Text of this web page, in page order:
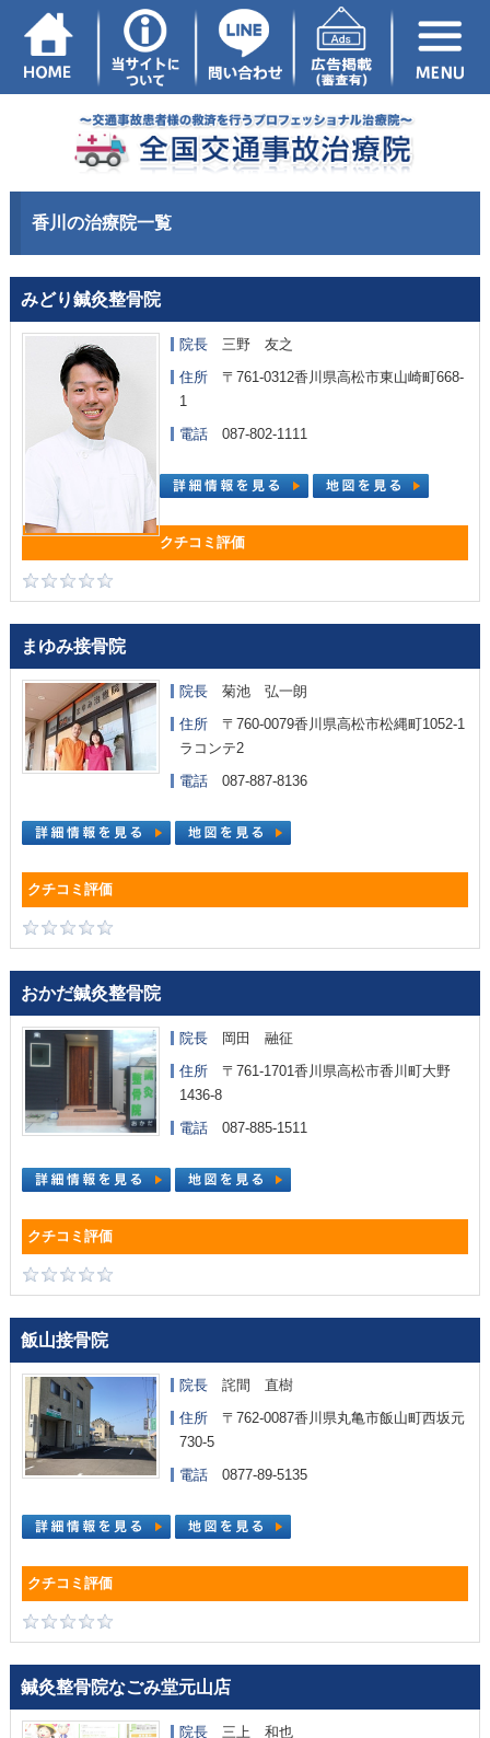
香川の治療院一覧
みどり鍼灸整骨院
院長三野 友之
住所〒761-0312香川県高松市東山崎町668-
1
電話087-802-1111
まゆみ接骨院
院長菊池 弘一朗
住所〒760-0079香川県高松市松縄町1052-1
ラコンテ2
電話087-887-8136
おかだ鍼灸整骨院
院長岡田 融征
住所〒761-1701香川県高松市香川町大野
1436-8
電話087-885-1511
飯山接骨院
院長詫間 直樹
住所〒762-0087香川県丸亀市飯山町西坂元
730-5
電話0877-89-5135
鍼灸整骨院なごみ堂元山店
院長三上 和也